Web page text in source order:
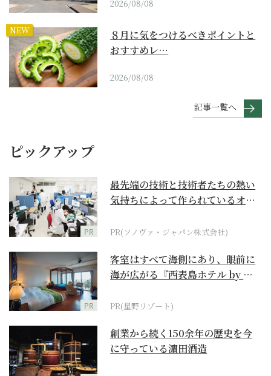
2026/08/08
NEW
８月に気をつけるべきポイントと
おすすめレ…
2026/08/08
記事一覧へ
ピックアップ
PR
最先端の技術と技術者たちの熱い
気持ちによって作られているオー
PR(ソノヴァ・ジャパン株式会社)
PR
客室はすべて海側にあり、眼前に
海が広がる『西表島ホテル by 星
PR(星野リゾート)
創業から続く150余年の歴史を今
に守っている濵田酒造